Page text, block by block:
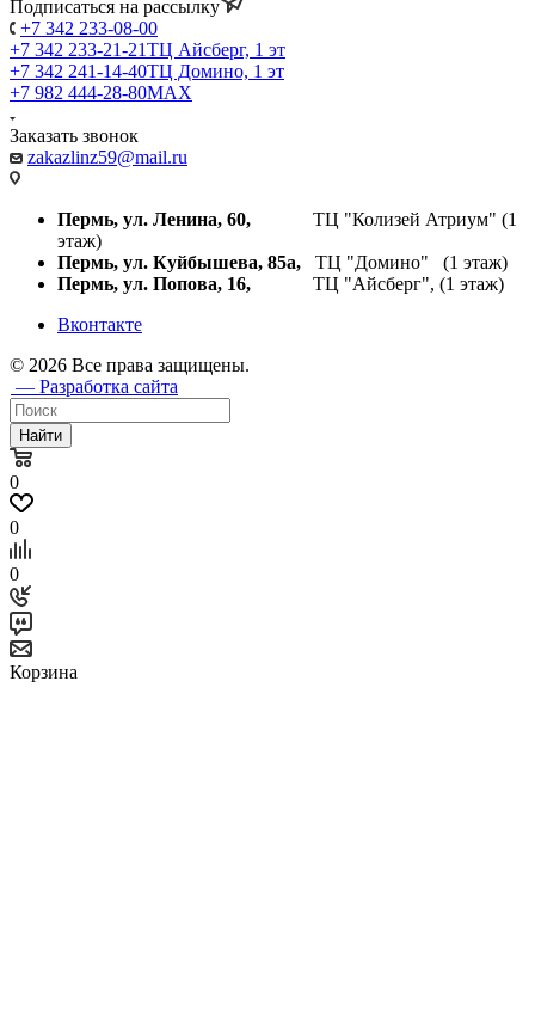
Подписаться на рассылку
+7 342 233-08-00
+7 342 233-21-21ТЦ Айсберг, 1 эт
+7 342 241-14-40ТЦ Домино, 1 эт
+7 982 444-28-80MAX
Заказать звонок
zakazlinz59@mail.ru
Пермь, ул. Ленина, 60, ТЦ "Колизей Атриум" (1
этаж)
Пермь, ул. Куйбышева, 85а, ТЦ "Домино" (1 этаж)
Пермь, ул. Попова, 16, ТЦ "Айсберг", (1 этаж)
Вконтакте
© 2026 Все права защищены.
— Разработка сайта
Найти
0
0
0
Корзина